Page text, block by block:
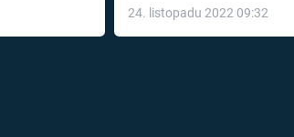
léky
24. listopadu 2022 09:32